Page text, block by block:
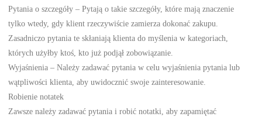
Pytania o szczegóły – Pytają o takie szczegóły, które mają znaczenie
tylko wtedy, gdy klient rzeczywiście zamierza dokonać zakupu.
Zasadniczo pytania te skłaniają klienta do myślenia w kategoriach,
których użyłby ktoś, kto już podjął zobowiązanie.
Wyjaśnienia – Należy zadawać pytania w celu wyjaśnienia pytania lub
wątpliwości klienta, aby uwidocznić swoje zainteresowanie.
Robienie notatek
Zawsze należy zadawać pytania i robić notatki, aby zapamiętać